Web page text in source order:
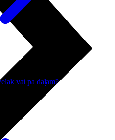
vai pa daļām?